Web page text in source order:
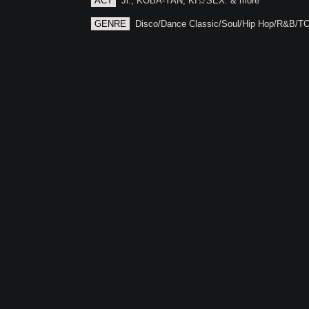
GENRE Disco/Dance Classic/Soul/Hip Hop/R&B/